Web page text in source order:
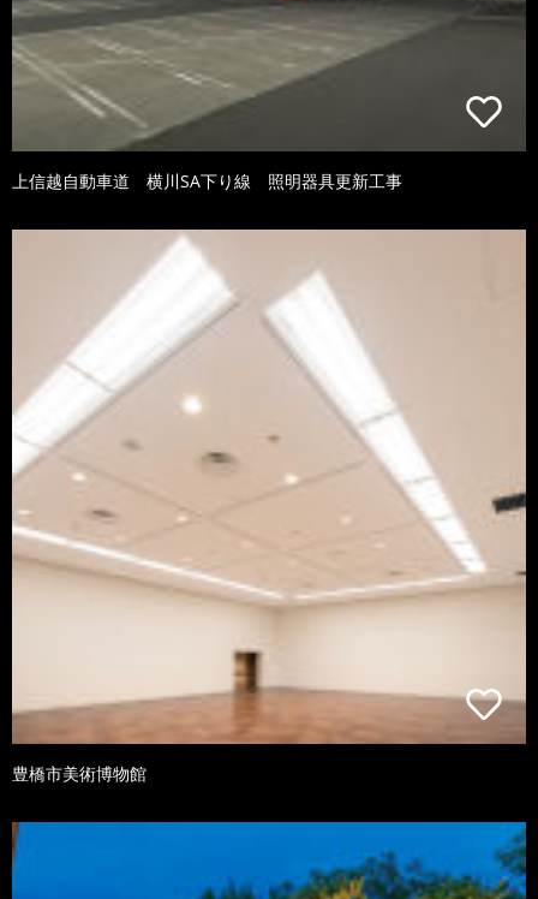
上信越自動車道 横川SA下り線 照明器具更新工事
豊橋市美術博物館